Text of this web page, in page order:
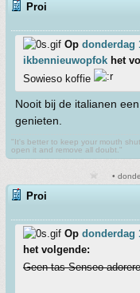
Proi
Op donderdag
ikbennieuwopfok het
Sowieso koffie
Nooit bij de italianen
genieten.
"It's better to keep your mouth
open it and remove all doubt."
•
Proi
Op donderdag
het volgende:
Geen tas Senseo